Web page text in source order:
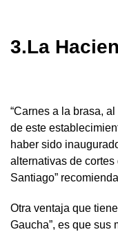
3.La
“Carnes a la brasa,
de este
haber sido
alternativas de
Santiago”
Otra ventaja que
Gaucha”, es que sus